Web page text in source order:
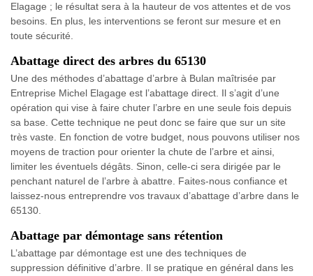
Elagage ; le résultat sera à la hauteur de vos attentes et de vos
besoins. En plus, les interventions se feront sur mesure et en
toute sécurité.
Abattage direct des arbres du 65130
Une des méthodes d’abattage d’arbre à Bulan maîtrisée par
Entreprise Michel Elagage est l’abattage direct. Il s’agit d’une
opération qui vise à faire chuter l’arbre en une seule fois depuis
sa base. Cette technique ne peut donc se faire que sur un site
très vaste. En fonction de votre budget, nous pouvons utiliser nos
moyens de traction pour orienter la chute de l’arbre et ainsi,
limiter les éventuels dégâts. Sinon, celle-ci sera dirigée par le
penchant naturel de l’arbre à abattre. Faites-nous confiance et
laissez-nous entreprendre vos travaux d’abattage d’arbre dans le
65130.
Abattage par démontage sans rétention
L’abattage par démontage est une des techniques de
suppression définitive d’arbre. Il se pratique en général dans les